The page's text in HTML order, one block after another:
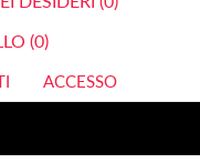
(0)
ACCESSO